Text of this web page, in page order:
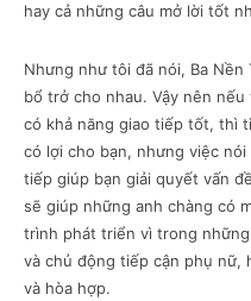
hay cả những câu mở lời tốt
Nhưng như tôi đã nói, Ba
bổ trở cho nhau. Vậy nên
có khả năng giao tiếp tốt, thì
có lợi cho bạn, nhưng việc
tiếp giúp bạn giải quyết vấn
sẽ giúp những anh chàng có
trình phát triển vì trong
và chủ động tiếp cận phụ
và hòa hợp.